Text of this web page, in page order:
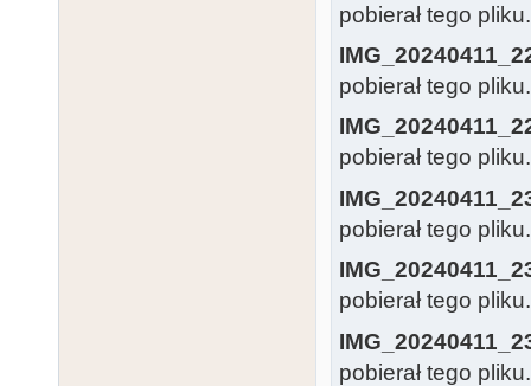
pobierał tego
pobierał tego
pobierał tego
pobierał tego
pobierał tego
pobierał tego